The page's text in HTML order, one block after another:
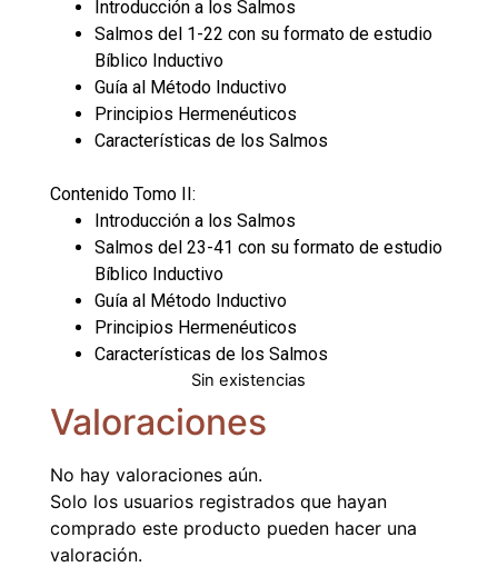
Introducción a los Salmos
Salmos del 1-22 con su formato de estudio
Bíblico Inductivo
Guía al Método Inductivo
Principios Hermenéuticos
Características de los Salmos
Contenido Tomo II:
Introducción a los Salmos
Salmos del 23-41 con su formato de estudio
Bíblico Inductivo
Guía al Método Inductivo
Principios Hermenéuticos
Características de los Salmos
Sin existencias
Valoraciones
No hay valoraciones aún.
Solo los usuarios registrados que hayan
comprado este producto pueden hacer una
valoración.